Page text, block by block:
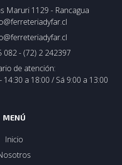
Maruri 1129 - Rancagua
082 - (72) 2 242397
de atención:
14:30 a 18:00 / Sá 9:00 a 13:00
MENÚ
Inicio